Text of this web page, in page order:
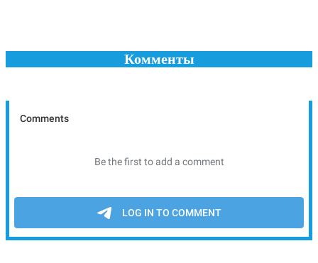
Комменты